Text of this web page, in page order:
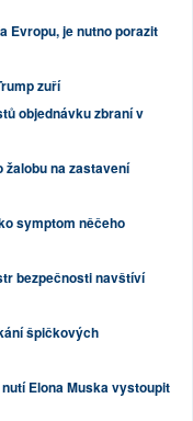
Evropu, je nutno porazit
zuří
objednávku zbraní v
žalobu na zastavení
symptom něčeho
bezpečnosti navštíví
špičkových
Elona Muska vystoupit